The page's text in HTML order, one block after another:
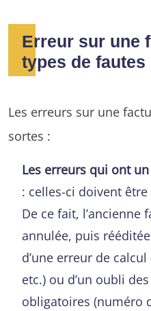
Erreur sur une
types de fautes
Les erreurs sur une
sortes :
Les erreurs qui ont
: celles-ci doivent
De ce fait, l’ancienne
annulée, puis
d’une erreur de
etc.) ou d’un oubli
obligatoires (numéro